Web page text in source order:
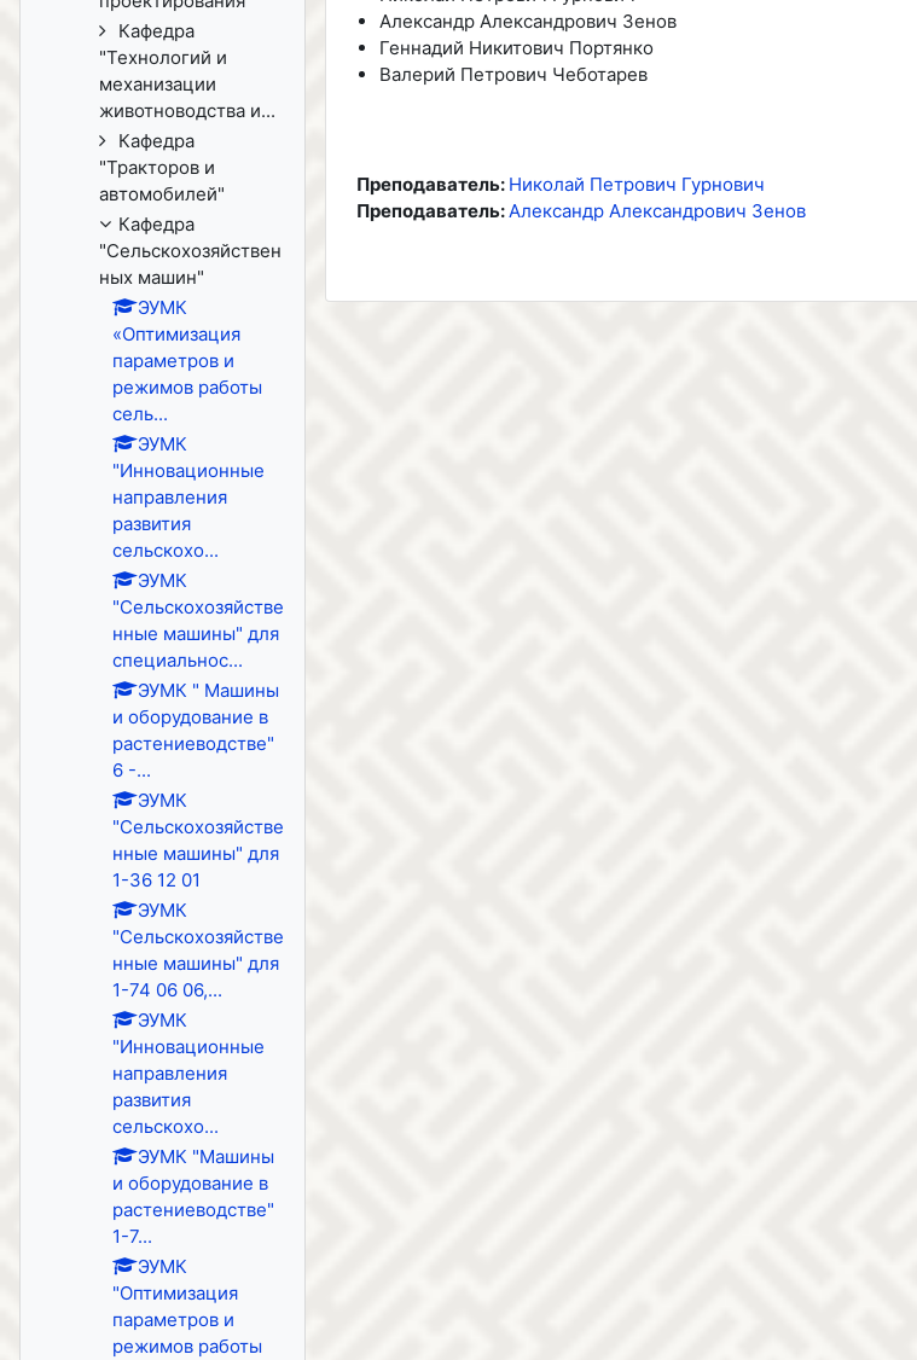
Александр Александрович Зенов
Геннадий Никитович Портянко
Валерий Петрович Чеботарев
Преподаватель: Николай Петрович Гурнович
Преподаватель:Александр Александрович Зенов
Кафедра
"Технологий и
механизации
животноводства и...
Кафедра
"Тракторов и
автомобилей"
Кафедра
"Сельскохозяйствен
ных машин"
ЭУМК
«Оптимизация
параметров и
режимов работы
сель...
ЭУМК
"Инновационные
направления
развития
сельскохо...
ЭУМК
"Сельскохозяйстве
нные машины" для
специальнос...
ЭУМК " Машины
и оборудование в
растениеводстве"
6 -...
ЭУМК
"Сельскохозяйстве
нные машины" для
1-36 12 01
ЭУМК
"Сельскохозяйстве
нные машины" для
1-74 06 06,...
ЭУМК
"Инновационные
направления
развития
сельскохо...
ЭУМК "Машины
и оборудование в
растениеводстве"
1-7...
ЭУМК
"Оптимизация
параметров и
режимов работы